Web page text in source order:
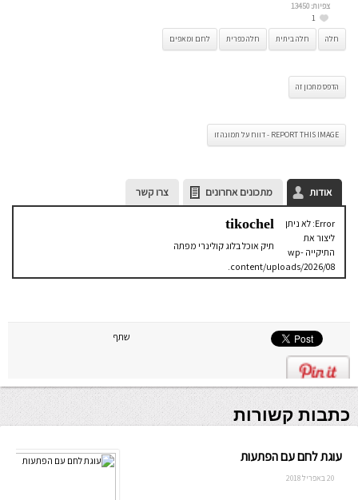
צפיות: 13450
1
חלה
חלה ביתית חלה כפרית לחם ומאפים
הדפס מתכון זה
REPORT THIS IMAGE - דווח על תמונה זו
אודות מתכונים אחרונים צרו קשר
Error: לא ניתן
ליצור את
התיקייה wp-
content/uploads/2026/08.
יש לבדוק
tikochel
תיק אוכל בלוג קולינרי מפתה
שתף
כתבות קשורות
עוגת לחם עם הפתעות
20 באפריל 2018